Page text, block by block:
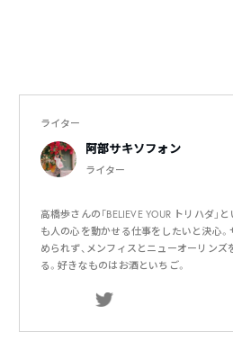
ライター
阿部サキソフォン
ライター
高橋歩さんの「BELIEVE YOUR トリハダ」
も人の心を動かせる仕事をしたいと決心
められず、メンフィスとニューオーリン
る。好きなものはお酒といちご。